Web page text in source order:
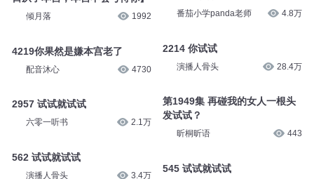
倾月落 1992
4219你果然是嫌本宫老了
配音沐心 4730
2957 试试就试试
六零一听书 2.1万
562 试试就试试
演播人骨头 3.4万
番茄小学panda老师 4.8万
2214 你试试
演播人骨头 28.4万
第1949集 再碰我的女人一根头
发试试？
昕桐昕语 443
545 试试就试试